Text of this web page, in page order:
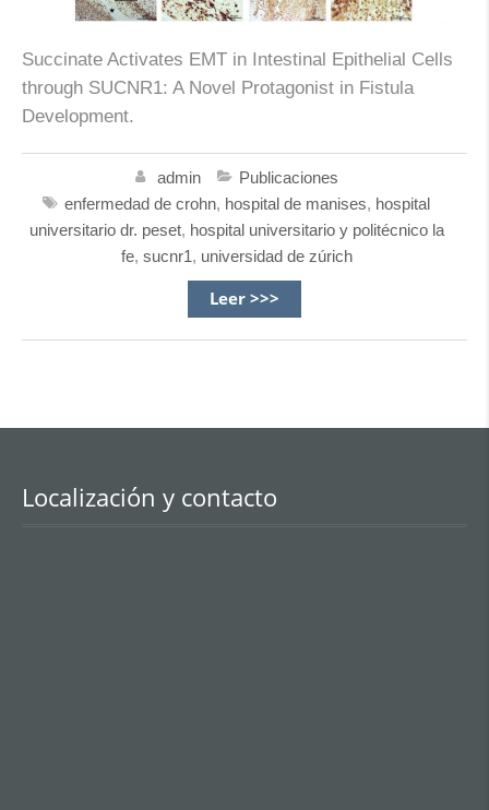
Succinate Activates EMT in Intestinal Epithelial Cells
through SUCNR1: A Novel Protagonist in Fistula
Development.
admin
Publicaciones
enfermedad de crohn, hospital de manises, hospital
universitario dr. peset, hospital universitario y politécnico la
fe, sucnr1, universidad de zúrich
Leer >>>
Localización y contacto